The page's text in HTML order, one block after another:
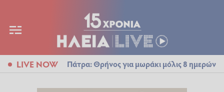
LIVE NOW Πάτρα: Θρήνος για μωράκι μόλις 8 ημερών